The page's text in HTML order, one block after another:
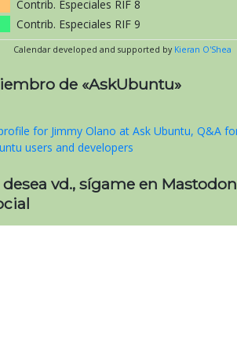
Contrib. Especiales RIF 8
Contrib. Especiales RIF 9
Calendar developed and supported by Kieran O'Shea
de «AskUbuntu»
desea vd., sígame en Mastodon